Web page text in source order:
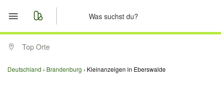
Start
Merkliste
Top Orte
Deutschland Brandenburg Kleinanzeigen in Eberswalde